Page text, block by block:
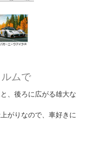
ムで
、後ろに広がる雄大な
がりなので、車好きに